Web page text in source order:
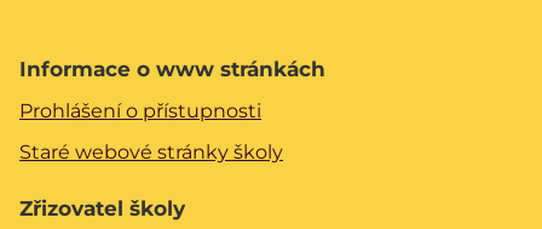
Informace o www stránkách
Prohlášení o přístupnosti
Staré webové stránky školy
Zřizovatel školy